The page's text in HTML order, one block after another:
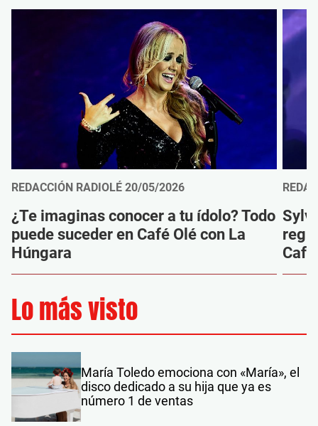
REDACCIÓN RADIOLÉ 20/05/2026
¿Te imaginas conocer a tu ídolo? Todo
puede suceder en Café Olé con La
Húngara
Lo más visto
María Toledo emociona con «María», el
disco dedicado a su hija que ya es
número 1 de ventas